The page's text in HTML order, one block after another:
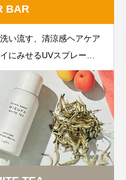
BAR
い流す、清涼感ヘアケア
にみせるUVスプレー／
アイテムがきっと見つか
たの夏をクールに快適に